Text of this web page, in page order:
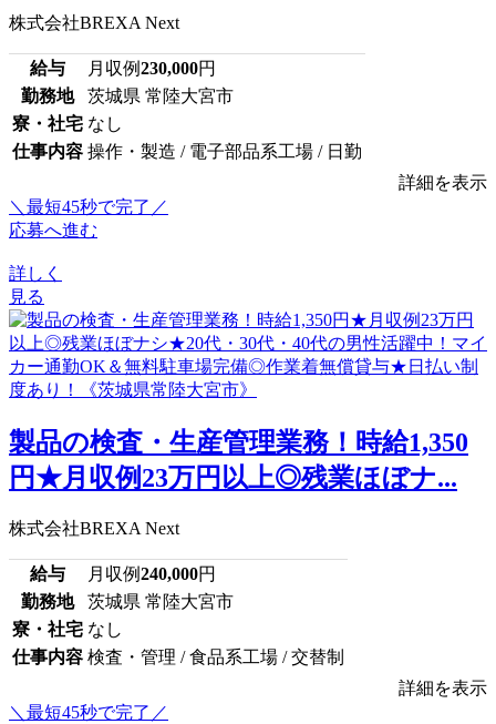
株式会社BREXA Next
給与 月収例230,000円
勤務地
茨城県 常陸大宮市
寮・社宅 なし
仕事内容 操作・製造 / 電子部品系工場 / 日勤
詳細を表示
＼最短45秒で完了／
応募へ進む
詳しく
見る
製品の検査・生産管理業務！時給1,350
円★月収例23万円以上◎残業ほぼナ...
株式会社BREXA Next
給与 月収例240,000円
勤務地
茨城県 常陸大宮市
寮・社宅 なし
仕事内容 検査・管理 / 食品系工場 / 交替制
詳細を表示
＼最短45秒で完了／